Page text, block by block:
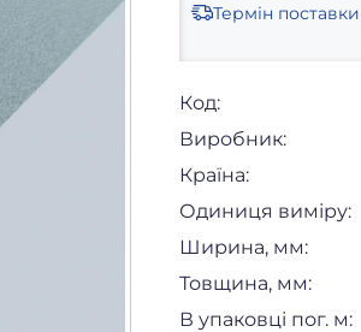
Термін поставки
Код:
Виробник:
Країна:
Одиниця виміру:
Ширина, мм:
Товщина, мм:
В упаковці пог. м: